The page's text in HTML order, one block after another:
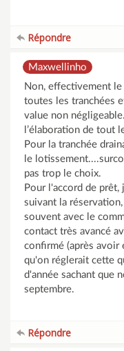
Répondre
Maxwellinho
Non, effectivement
toutes les tranchées
value non
l’élaboration de tout
Pour la tranchée
le
pas trop le choix.
Pour l'accord de
suivant la
souvent avec le
contact très avancé
confirmé (après avoir
qu'on réglerait cette
d'année sachant que
septembre.
Répondre